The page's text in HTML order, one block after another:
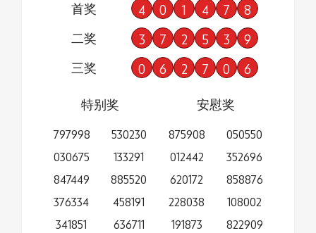
首奖 4 0 1 4 7 8
二奖 3 7 2 5 3 9
三奖 0 6 2 7 0 6
特别奖
797998
030675
847449
376334
341851
530230
133291
885520
458191
636711
安慰奖
875908
012442
620172
228038
191873
050550
352696
858876
108002
822909